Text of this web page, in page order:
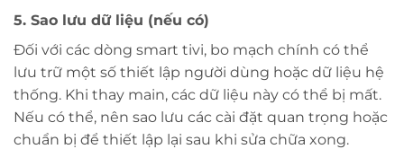
5. Sao lưu dữ liệu (nếu có)
Đối với các dòng smart tivi, bo mạch chính có thể
lưu trữ một số thiết lập người dùng hoặc dữ liệu hệ
thống. Khi thay main, các dữ liệu này có thể bị mất.
Nếu có thể, nên sao lưu các cài đặt quan trọng hoặc
chuẩn bị để thiết lập lại sau khi sửa chữa xong.